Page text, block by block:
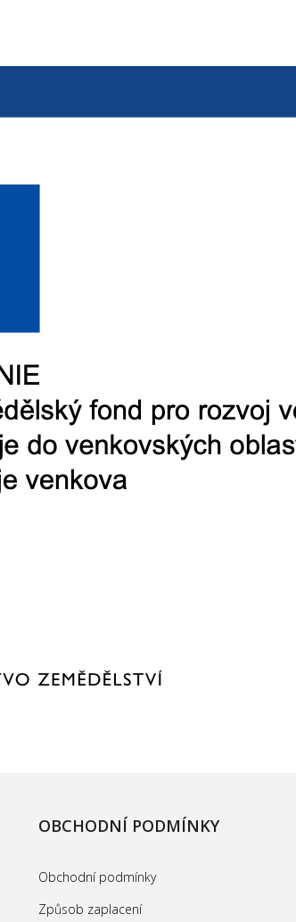
OBCHODNÍ PODMÍNKY
Obchodní podmínky
Způsob zaplacení